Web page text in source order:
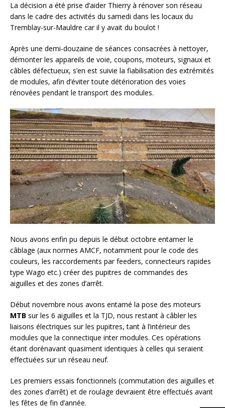
La décision a été prise d’aider Thierry à rénover son réseau
dans le cadre des activités du samedi dans les locaux du
Tremblay-sur-Mauldre car il y avait du boulot !
Après une demi-douzaine de séances consacrées à nettoyer,
démonter les appareils de voie, coupons, moteurs, signaux et
câbles défectueux, s’en est suivie la fiabilisation des extrémités
de modules, afin d’éviter toute détérioration des voies
rénovées pendant le transport des modules.
Nous avons enfin pu depuis le début octobre entamer le
câblage (aux normes AMCF, notamment pour le code des
couleurs, les raccordements par feeders, connecteurs rapides
type Wago etc.) créer des pupitres de commandes des
aiguilles et des zones d’arrêt.
Début novembre nous avons entamé la pose des moteurs
MTB sur les 6 aiguilles et la TJD, nous restant à câbler les
liaisons électriques sur les pupitres, tant à l’intérieur des
modules que la connectique inter modules. Ces opérations
étant dorénavant quasiment identiques à celles qui seraient
effectuées sur un réseau neuf.
Les premiers essais fonctionnels (commutation des aiguilles et
des zones d’arrêt) et de roulage devraient être effectués avant
les fêtes de fin d’année.